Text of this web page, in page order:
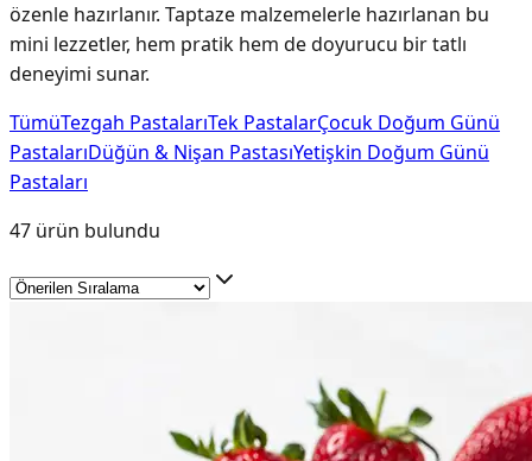
özenle hazırlanır. Taptaze malzemelerle hazırlanan bu
mini lezzetler, hem pratik hem de doyurucu bir tatlı
deneyimi sunar.
TümüTezgah PastalarıTek PastalarÇocuk Doğum Günü
PastalarıDüğün & Nişan PastasıYetişkin Doğum Günü
Pastaları
47 ürün bulundu